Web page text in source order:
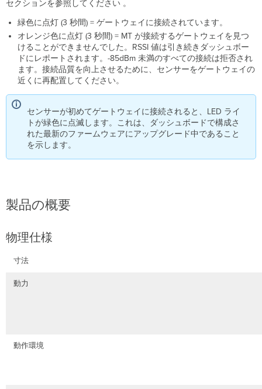
セクションを参照してください 。
緑色に点灯 (3 秒間) = ゲートウェイに接続されています。
オレンジ色に点灯 (3 秒間) = MT が接続するゲートウェイを見つ
けることができませんでした。 RSSI 値は引き続きダッシュボー
ドにレポートされます。 -85dBm 未満のすべての接続は拒否され
ます。 接続品質を向上させるために、センサーをゲートウェイの
近くに再配置してください。
センサーが初めてゲートウェイに接続されると、LED ライ
トが緑色に点滅します。これは、ダッシュボードで構成さ
れた最新のファームウェアにアップグレード中であること
を示します。
製品の概要
物理仕様
寸法
動力
動作環境